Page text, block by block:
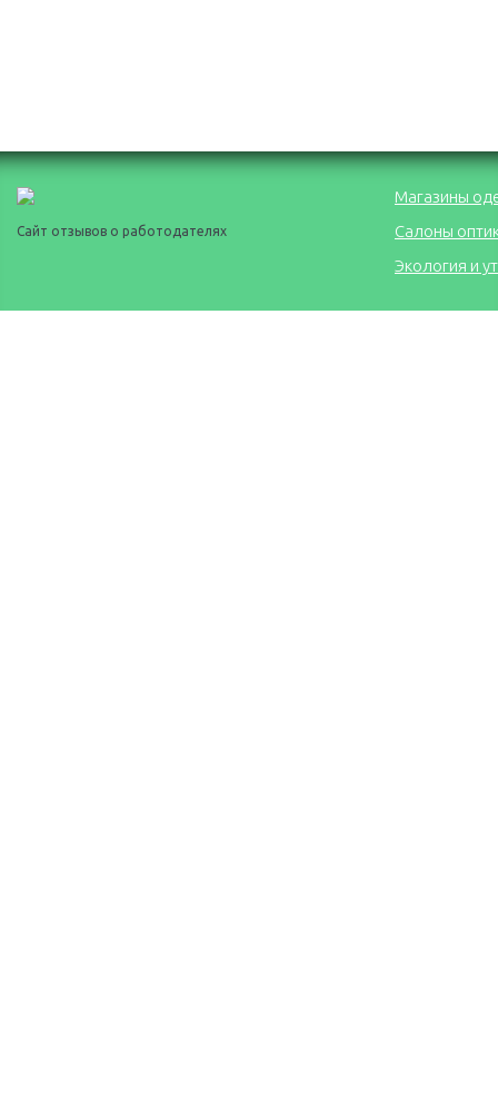
Сайт отзывов о работодателях
Магазины
Салоны
Экология и